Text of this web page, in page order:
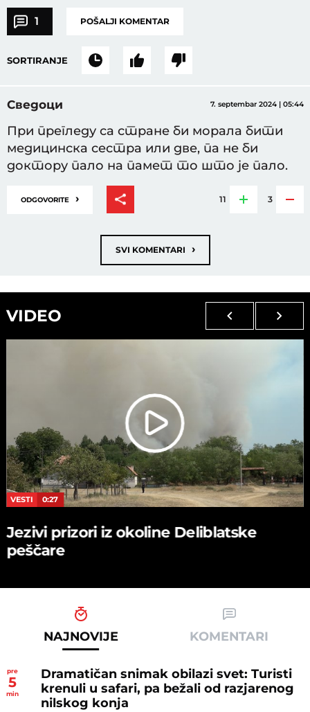
1 POŠALJI KOMENTAR
SORTIRANJE
Сведоци 7. septembar 2024 | 05:44
При прегледу са стране би морала бити
медицинска сестра или две, па не би
доктору пало на памет то што је пало.
ODGOVORITE › 11 3
SVI KOMENTARI ›
VIDEO
VESTI 0:27
Jezivi prizori iz okoline Deliblatske
peščare
NAJNOVIJE KOMENTARI
pre
5
min
Dramatičan snimak obilazi svet: Turisti
krenuli u safari, pa bežali od razjarenog
nilskog konja